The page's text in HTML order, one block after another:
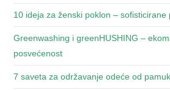
10 ideja za ženski poklon –
Greenwashing i greenHUSHING –
posvećenost
7 saveta za održavanje odeće od